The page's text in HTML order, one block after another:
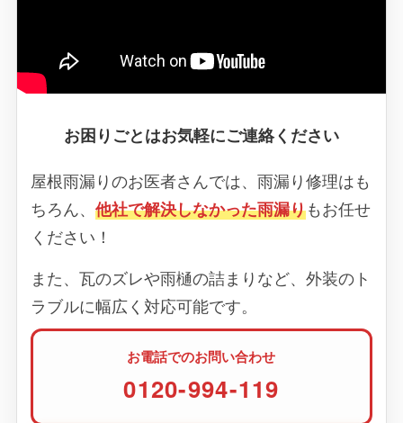
お困りごとはお気軽にご連絡ください
屋根雨漏りのお医者さんでは、雨漏り修理はも
ちろん、 他社で解決しなかった雨漏りもお任せ
ください！
また、瓦のズレや雨樋の詰まりなど、外装のト
ラブルに幅広く対応可能です。
お電話でのお問い合わせ
0120-994-119